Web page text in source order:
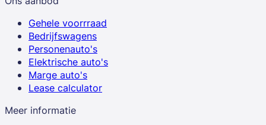
Gehele voorrraad
Bedrijfswagens
Personenauto's
Elektrische auto's
Marge auto's
Lease calculator
Meer informatie